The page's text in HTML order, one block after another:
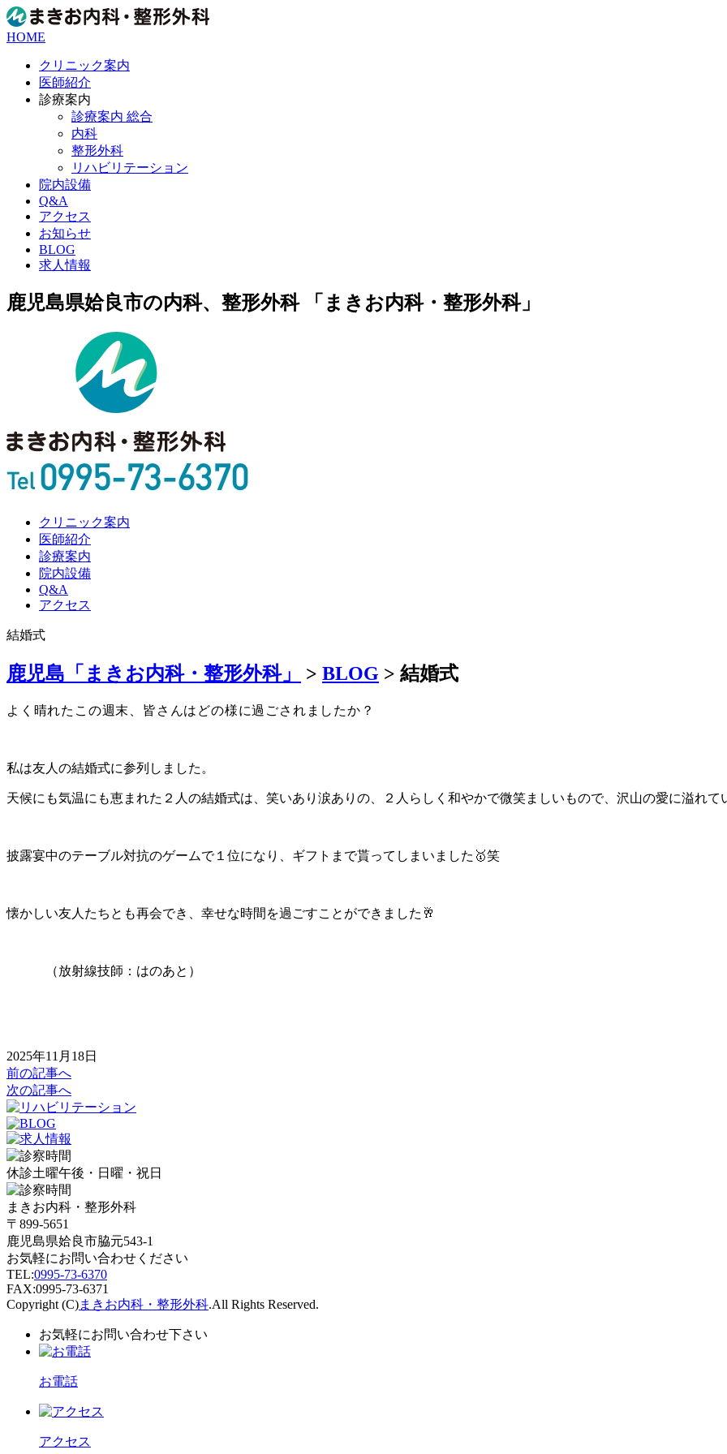
HOME
クリニック案内
医師紹介
診療案内
診療案内 総合
内科
整形外科
リハビリテーション
院内設備
Q&A
アクセス
お知らせ
BLOG
求人情報
鹿児島県姶良市の内科、整形外科 「まきお内科・整形外科」
クリニック案内
医師紹介
診療案内
院内設備
Q&A
アクセス
結婚式
鹿児島「まきお内科・整形外科」 > BLOG > 結婚式
よく晴れたこの週末、皆さんはどの様に過ごされましたか？
私は友人の結婚式に参列しました。
天候にも気温にも恵まれた２人の結婚式は、笑いあり涙ありの、２人らしく和やかで微笑ましいもので、沢山の愛に溢れて
披露宴中のテーブル対抗のゲームで１位になり、ギフトまで貰ってしまいました🥇笑
懐かしい友人たちとも再会でき、幸せな時間を過ごすことができました🥂
（放射線技師：はのあと）
2025年11月18日
前の記事へ
次の記事へ
休診土曜午後・日曜・祝日
まきお内科・整形外科
〒899-5651
鹿児島県姶良市脇元543-1
お気軽にお問い合わせください
TEL:0995-73-6370
FAX:0995-73-6371
Copyright (C)まきお内科・整形外科.All Rights Reserved.
お気軽にお問い合わせ下さい
お電話
アクセス